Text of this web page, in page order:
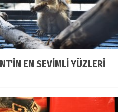
EN SEVİMLİ YÜZLERİ